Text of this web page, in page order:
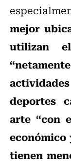
mejor
utilizan
deportes
arte “con
económico
tienen